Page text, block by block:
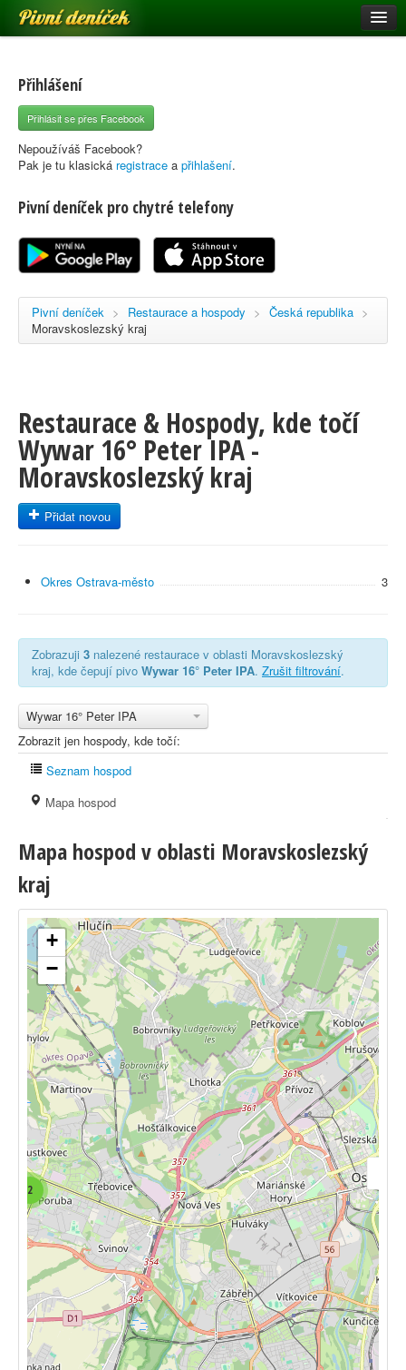
Pivní deníček
Pivní mapa
Pivní značky
Nápověda
Registrace
Přihlášení
Přihlásit se přes Facebook
Nepoužíváš Facebook?
Pak je tu klasická registrace a přihlašení.
Pivní deníček pro chytré telefony
Pivní deníček > Restaurace a hospody > Česká republika >
Moravskoslezský kraj
Restaurace & Hospody, kde točí
Wywar 16° Peter IPA -
Moravskoslezský kraj
Přidat novou
Okres Ostrava-město 3
Zobrazuji 3 nalezené restaurace v oblasti Moravskoslezský
kraj, kde čepují pivo Wywar 16° Peter IPA. Zrušit filtrování.
Wywar 16° Peter IPA
Zobrazit jen hospody, kde točí:
Seznam hospod
Mapa hospod
Mapa hospod v oblasti Moravskoslezský
kraj
2
+
−